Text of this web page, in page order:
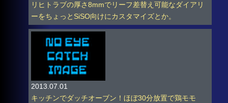
リヒトラブの厚さ8mmでリーフ差替え可能なダイアリ
ーをちょっとSiSO向けにカスタマイズとか。
2013.07.01
キッチンでダッチオーブン！ほぼ30分放置で鶏モモ